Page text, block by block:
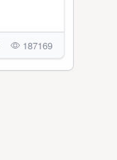
187169